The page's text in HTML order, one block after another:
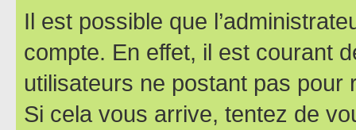
Il est possible que
compte. En effet, il est courant
utilisateurs ne postant pas pour
Si cela vous arrive, tentez de